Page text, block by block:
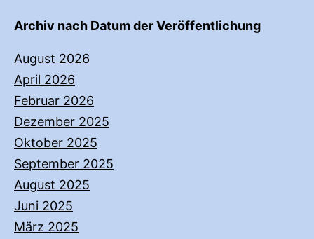
Archiv nach Datum der Veröffentlichung
August 2026
April 2026
Februar 2026
Dezember 2025
Oktober 2025
September 2025
August 2025
Juni 2025
März 2025